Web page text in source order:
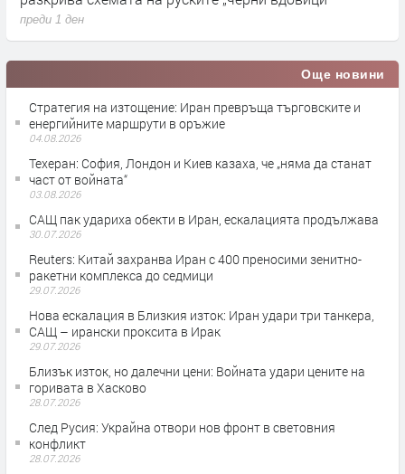
преди 1 ден
Още новини
Стратегия на изтощение: Иран превръща търговските и
енергийните маршрути в оръжие
04.08.2026
Teхеран: София, Лондон и Киев казаха, че „няма да станат
част от войната“
03.08.2026
САЩ пак удариха обекти в Иран, ескалацията продължава
30.07.2026
Reuters: Китай захранва Иран с 400 преносими зенитно-
ракетни комплекса до седмици
29.07.2026
Нова ескалация в Близкия изток: Иран удари три танкера,
САЩ – ирански проксита в Ирак
29.07.2026
Близък изток, но далечни цени: Войната удари цените на
горивата в Хасково
28.07.2026
След Русия: Украйна отвори нов фронт в световния
конфликт
28.07.2026